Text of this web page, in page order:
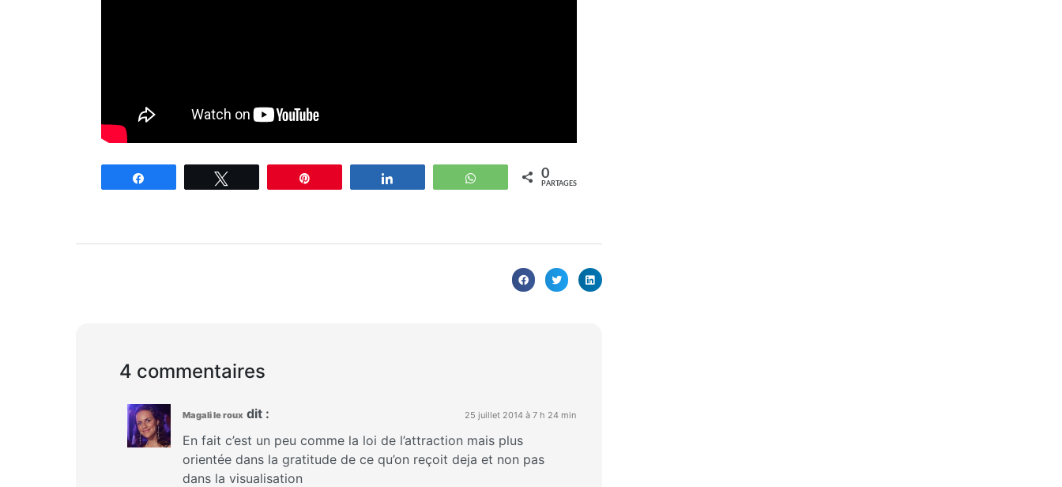
WhatsApp 0
PARTAGES
4 commentaires
Magali le roux dit : 25 juillet 2014 à 7 h 24 min
En fait c’est un peu comme la loi de l’attraction mais plus
orientée dans la gratitude de ce qu’on reçoit deja et non pas
dans la visualisation